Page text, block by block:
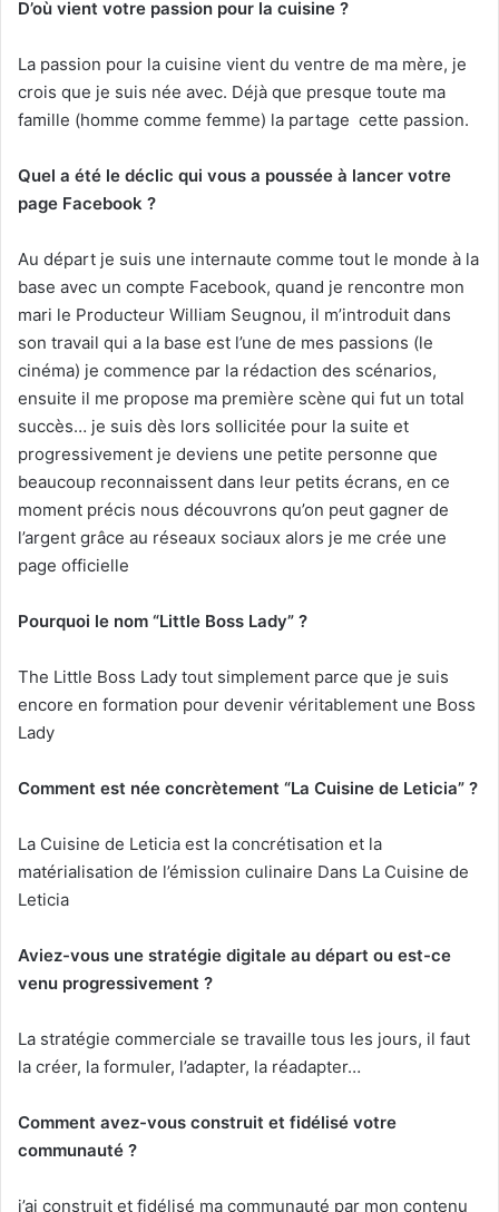
D’où vient votre passion pour la cuisine ?
La passion pour la cuisine vient du ventre de ma mère, je
crois que je suis née avec. Déjà que presque toute ma
famille (homme comme femme) la partage cette passion.
Quel a été le déclic qui vous a poussée à lancer votre
page Facebook ?
Au départ je suis une internaute comme tout le monde à la
base avec un compte Facebook, quand je rencontre mon
mari le Producteur William Seugnou, il m’introduit dans
son travail qui a la base est l’une de mes passions (le
cinéma) je commence par la rédaction des scénarios,
ensuite il me propose ma première scène qui fut un total
succès… je suis dès lors sollicitée pour la suite et
progressivement je deviens une petite personne que
beaucoup reconnaissent dans leur petits écrans, en ce
moment précis nous découvrons qu’on peut gagner de
l’argent grâce au réseaux sociaux alors je me crée une
page officielle
Pourquoi le nom “Little Boss Lady” ?
The Little Boss Lady tout simplement parce que je suis
encore en formation pour devenir véritablement une Boss
Lady
Comment est née concrètement “La Cuisine de Leticia” ?
La Cuisine de Leticia est la concrétisation et la
matérialisation de l’émission culinaire Dans La Cuisine de
Leticia
Aviez-vous une stratégie digitale au départ ou est-ce
venu progressivement ?
La stratégie commerciale se travaille tous les jours, il faut
la créer, la formuler, l’adapter, la réadapter…
Comment avez-vous construit et fidélisé votre
communauté ?
⁠j’ai construit et fidélisé ma communauté par mon contenu